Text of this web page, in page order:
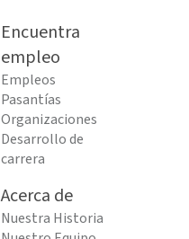
Encuentra
empleo
Empleos
Pasantías
Organizaciones
Desarrollo de
carrera
Acerca de
Nuestra Historia